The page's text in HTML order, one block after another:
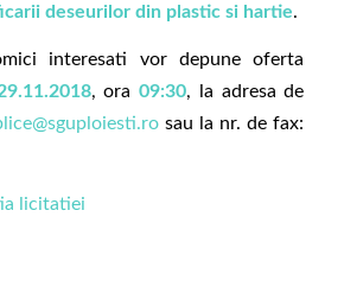
deseurilor din plastic si hartie.
interesati vor depune oferta
, ora09:30, la adresa de
sau la nr. de fax:
licitatiei